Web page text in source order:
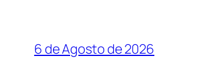
6 de Agosto de 2026